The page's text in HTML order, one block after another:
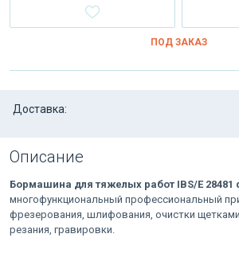
ПОД ЗАКАЗ
Доставка:
Описание
Бормашина для тяжелых работ IBS/E
многофункциональный профессиональный
фрезерования, шлифования, очистки
резания, гравировки.